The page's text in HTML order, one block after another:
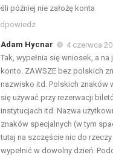
później nie założę konta
Adam Hycnar
4 czerwca
Tak, wypełnia się wniosek, a
konto. ZAWSZE bez polskich
nazwisko itd. Polskich znaków
się używać przy rezerwacji
instytucjach itd. Nazwa
znaków specjalnych (w tym
tutaj na szczęście nic do
wypełnić w dowolny dzień.